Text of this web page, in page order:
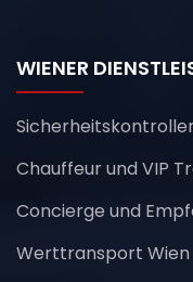
WIENER
Chauffeur und VIP
Concierge und
Werttransport Wien